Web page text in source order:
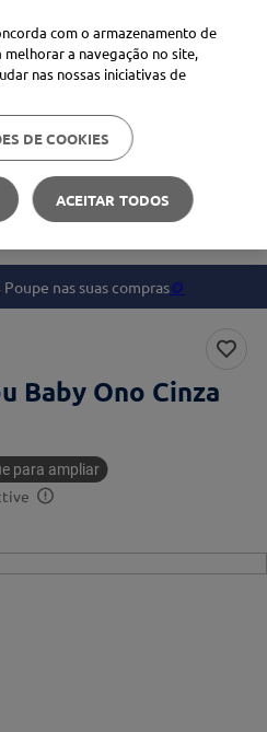
e Muda Fraldas
Cinza Bege
Poupe nas suas compras🪙
Baby Ono Cinza
para ampliar
com o armazenamento de
a navegação no site,
nas nossas iniciativas de
DE COOKIES
ACEITAR TODOS